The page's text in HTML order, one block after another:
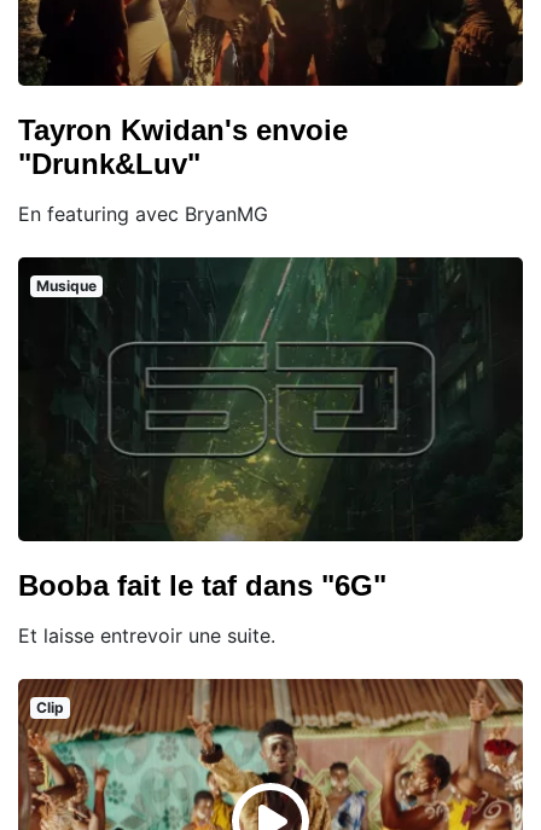
Tayron Kwidan's envoie
"Drunk&Luv"
En featuring avec BryanMG
Musique
Booba fait le taf dans "6G"
Et laisse entrevoir une suite.
Clip